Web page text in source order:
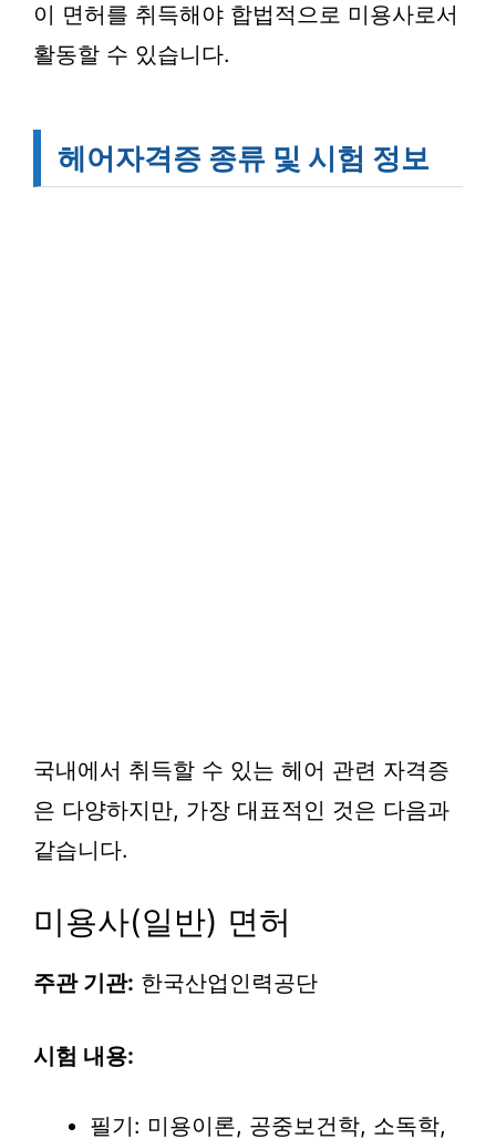
이 면허를 취득해야 합법적으로 미용사로서
활동할 수 있습니다.
헤어자격증 종류 및 시험 정보
국내에서 취득할 수 있는 헤어 관련 자격증
은 다양하지만, 가장 대표적인 것은 다음과
같습니다.
미용사(일반) 면허
주관 기관: 한국산업인력공단
시험 내용:
필기: 미용이론, 공중보건학, 소독학,